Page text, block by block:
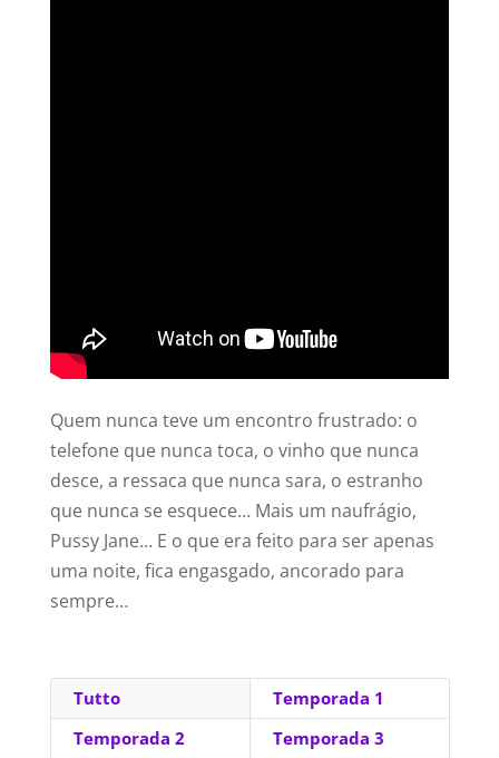
Quem nunca teve um encontro frustrado: o
telefone que nunca toca, o vinho que nunca
desce, a ressaca que nunca sara, o estranho
que nunca se esquece… Mais um naufrágio,
Pussy Jane… E o que era feito para ser apenas
uma noite, fica engasgado, ancorado para
sempre…
Tutto
Temporada 1
Temporada 2
Temporada 3